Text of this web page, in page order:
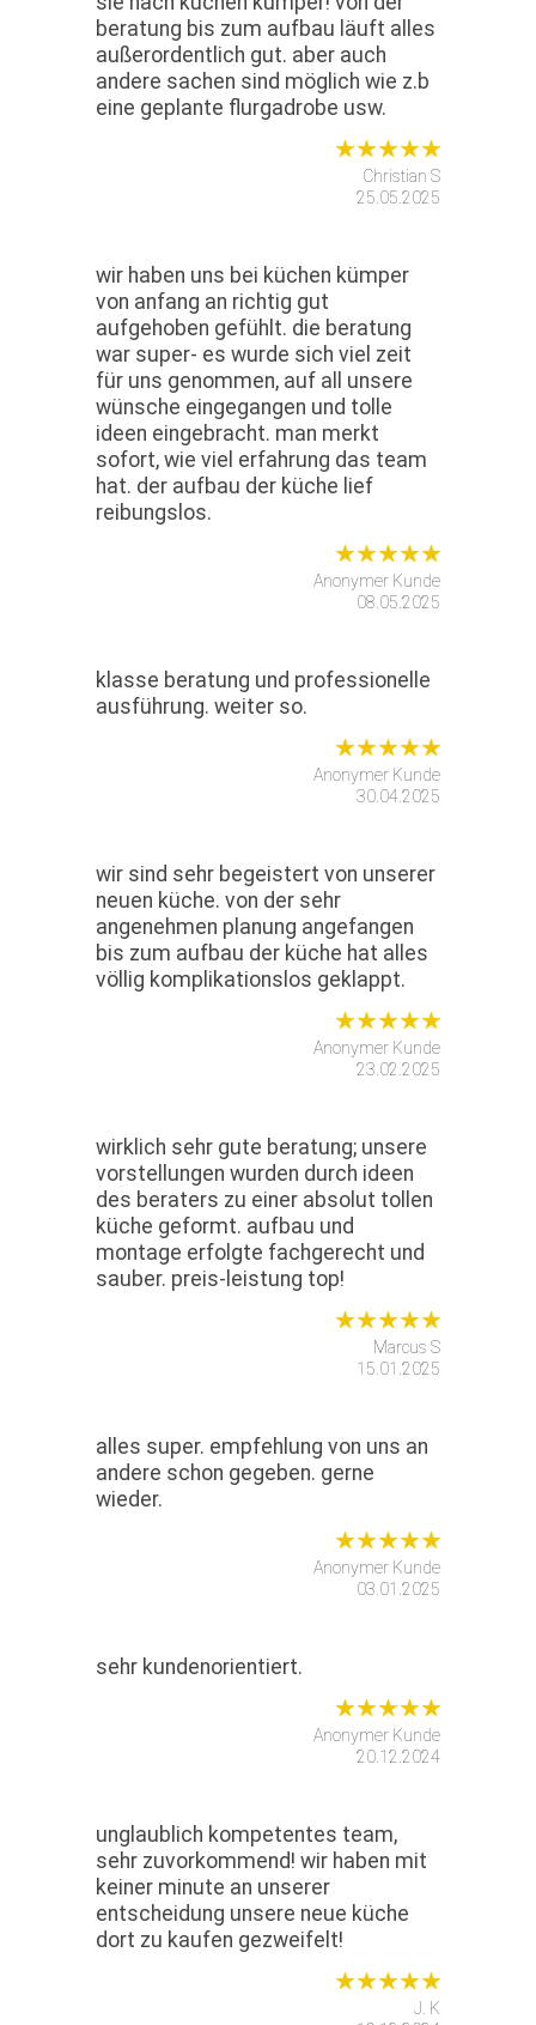
beratung bis zum aufbau läuft alles
außerordentlich gut. aber auch
andere sachen sind möglich wie z.b
eine geplante flurgadrobe usw.
Christian S
25.05.2025
wir haben uns bei küchen kümper
von anfang an richtig gut
aufgehoben gefühlt. die beratung
war super- es wurde sich viel zeit
für uns genommen, auf all unsere
wünsche eingegangen und tolle
ideen eingebracht. man merkt
sofort, wie viel erfahrung das team
hat. der aufbau der küche lief
reibungslos.
Anonymer Kunde
08.05.2025
klasse beratung und professionelle
ausführung. weiter so.
Anonymer Kunde
30.04.2025
wir sind sehr begeistert von unserer
neuen küche. von der sehr
angenehmen planung angefangen
bis zum aufbau der küche hat alles
völlig komplikationslos geklappt.
Anonymer Kunde
23.02.2025
wirklich sehr gute beratung; unsere
vorstellungen wurden durch ideen
des beraters zu einer absolut tollen
küche geformt. aufbau und
montage erfolgte fachgerecht und
sauber. preis-leistung top!
Marcus S
15.01.2025
alles super. empfehlung von uns an
andere schon gegeben. gerne
wieder.
Anonymer Kunde
03.01.2025
sehr kundenorientiert.
Anonymer Kunde
20.12.2024
unglaublich kompetentes team,
sehr zuvorkommend! wir haben mit
keiner minute an unserer
entscheidung unsere neue küche
dort zu kaufen gezweifelt!
J. K